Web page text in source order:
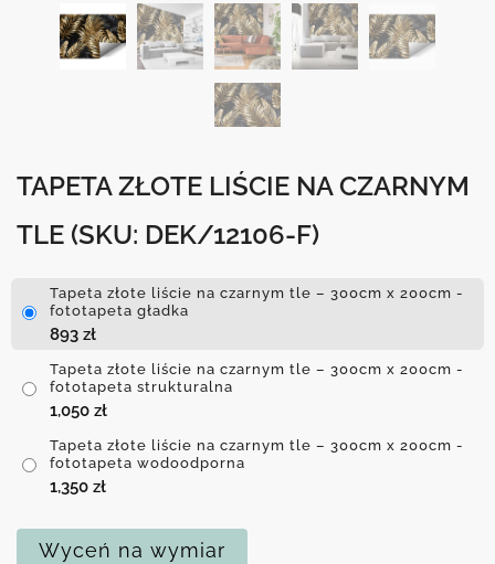
TAPETA ZŁOTE LIŚCIE NA CZARNYM
TLE (SKU: DEK/12106-F)
Tapeta złote liście na czarnym tle – 300cm x 200cm -
fototapeta gładka
893 zł
Tapeta złote liście na czarnym tle – 300cm x 200cm -
fototapeta strukturalna
1,050 zł
Tapeta złote liście na czarnym tle – 300cm x 200cm -
fototapeta wodoodporna
1,350 zł
Wyceń na wymiar